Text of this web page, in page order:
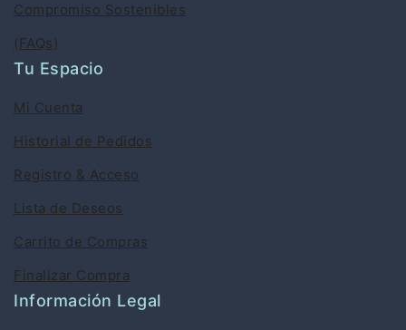
Compromiso Sostenibles
(FAQs)
Tu Espacio
Mi Cuenta
Historial de Pedidos
Registro & Acceso
Lista de Deseos
Carrito de Compras
Finalizar Compra
Información Legal